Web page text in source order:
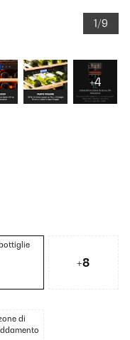
1/9
+4
+8
di